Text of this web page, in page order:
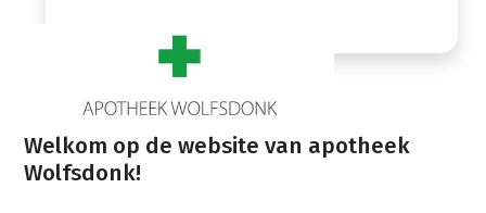
Welkom op de website van apotheek
Wolfsdonk!